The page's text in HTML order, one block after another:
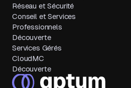
Réseau et Sécurité
Conseil et Services
Professionnels
Découverte
Services Gérés
CloudMC
Découverte